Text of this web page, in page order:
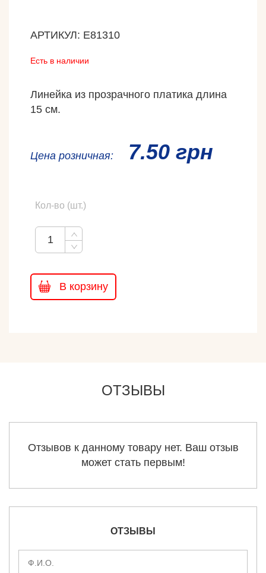
АРТИКУЛ: E81310
Есть в наличии
Линейка из прозрачного платика длина
15 см.
Ценa розничная: 7.50 грн
Кол-во (шт.)
В корзину
ОТЗЫВЫ
Отзывов к данному товару нет. Ваш отзыв
может стать первым!
ОТЗЫВЫ